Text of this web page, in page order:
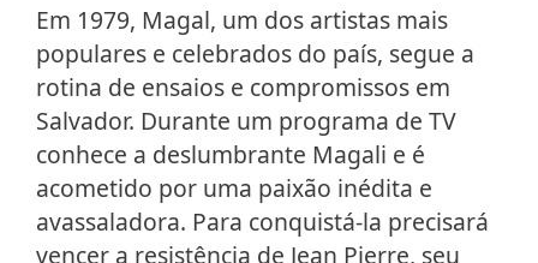
Em 1979, Magal, um dos artistas mais
populares e celebrados do país, segue a
rotina de ensaios e compromissos em
Salvador. Durante um programa de TV
conhece a deslumbrante Magali e é
acometido por uma paixão inédita e
avassaladora. Para conquistá-la precisará
vencer a resistência de Jean Pierre, seu